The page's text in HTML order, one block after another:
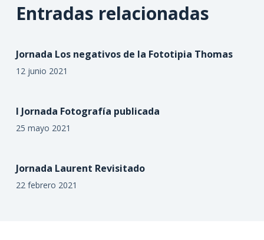
Entradas relacionadas
Jornada Los negativos de la Fototipia Thomas
12 junio 2021
I Jornada Fotografía publicada
25 mayo 2021
Jornada Laurent Revisitado
22 febrero 2021